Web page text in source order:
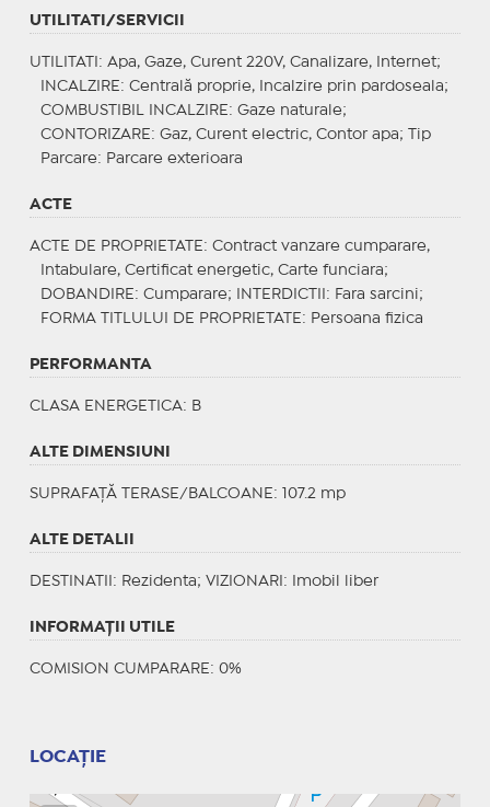
UTILITATI/SERVICII
UTILITATI : Apa, Gaze, Curent 220V, Canalizare, Internet;
INCALZIRE : Centrală proprie, Incalzire prin pardoseala;
COMBUSTIBIL INCALZIRE : Gaze naturale;
CONTORIZARE : Gaz, Curent electric, Contor apa;
Tip
Parcare: Parcare exterioara
ACTE
ACTE DE PROPRIETATE : Contract vanzare cumparare,
Intabulare, Certificat energetic, Carte funciara;
DOBANDIRE : Cumparare; INTERDICTII : Fara sarcini;
FORMA TITLULUI DE PROPRIETATE : Persoana fizica
PERFORMANTA
CLASA ENERGETICA: B
ALTE DIMENSIUNI
SUPRAFAȚĂ TERASE/BALCOANE: 107.2 mp
ALTE DETALII
DESTINATII : Rezidenta; VIZIONARI : Imobil liber
INFORMAŢII UTILE
COMISION CUMPARARE: 0%
LOCAȚIE